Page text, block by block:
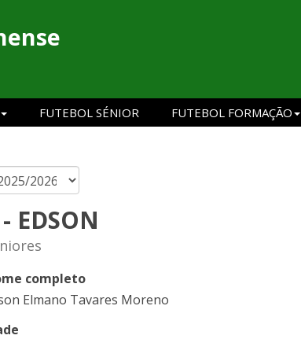
FUTEBOL SÉNIOR FUTEBOL FORMAÇÃO
EDSON
completo
Elmano Tavares Moreno